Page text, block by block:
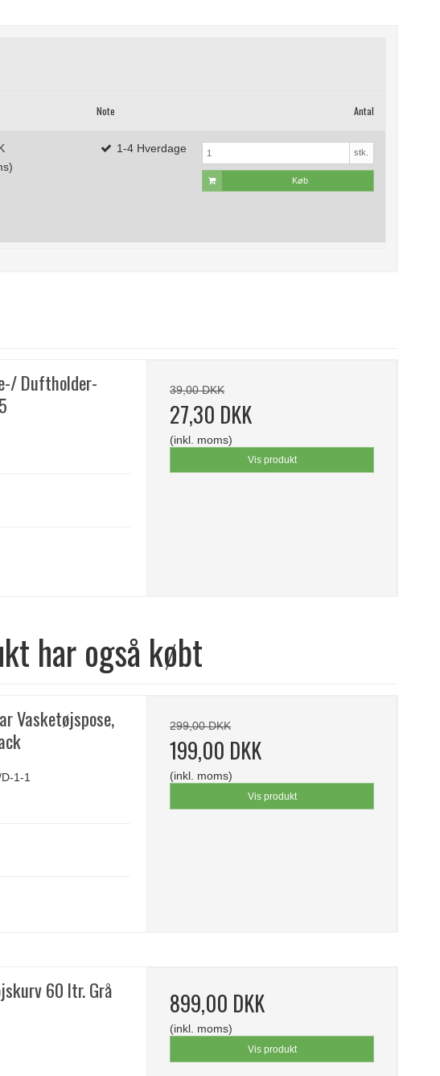
Note Antal
1-4 Hverdage stk.
Køb
Duftholder-
39,00 DKK
27,30 DKK
(inkl. moms)
Vis produkt
har også købt
Vasketøjspose,
1-1
299,00 DKK
199,00 DKK
(inkl. moms)
Vis produkt
60 ltr. Grå
899,00 DKK
(inkl. moms)
Vis produkt